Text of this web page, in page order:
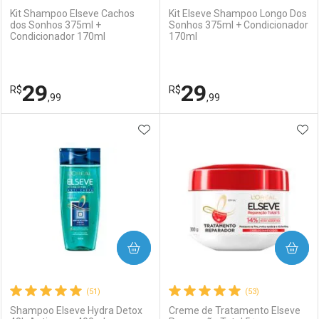
Comprar sem Desconto
Por R$ 34,29/cada
Por R$ 34,29/cada
Comprar sem Desconto
Por R$ 37,59/cada
Por R$ 37,59/cada
Kit Shampoo Elseve Cachos
dos Sonhos 375ml +
Condicionador 170ml
R$29,99
Laboratório
Por Menos
Kit Elseve Shampoo Longo Dos
Sonhos 375ml + Condicionador
170ml
R$29,99
Laboratório
Por Menos
(51)
Shampoo Elseve Hydra Detox
ADICIONAR AOS FAVORITOS
COMPRAR
(53)
Creme de Tratamento Elseve
COMPRAR